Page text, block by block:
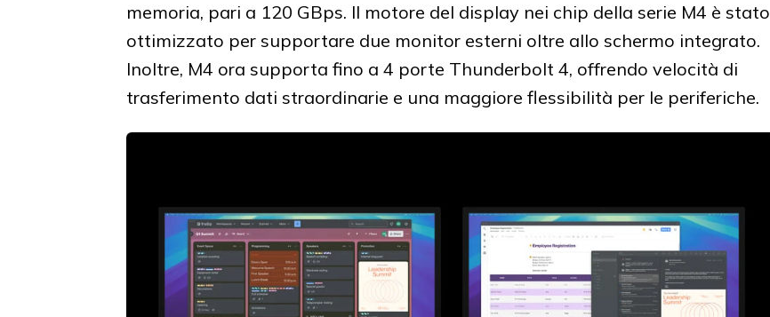
memoria, pari a 120 GBps. Il motore del display nei chip della serie M4 è stato
ottimizzato per supportare due monitor esterni oltre allo schermo integrato.
Inoltre, M4 ora supporta fino a 4 porte Thunderbolt 4, offrendo velocità di
trasferimento dati straordinarie e una maggiore flessibilità per le periferiche.